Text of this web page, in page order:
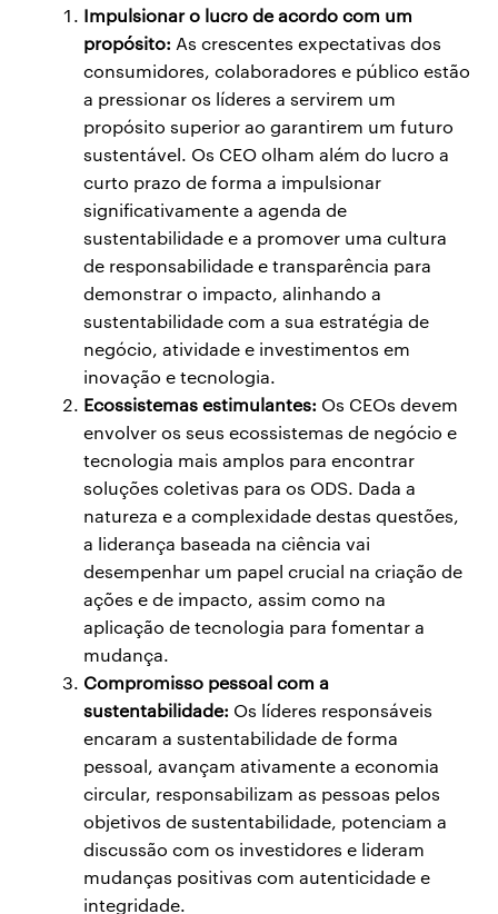
Impulsionar o lucro de acordo com um
propósito: As crescentes expectativas dos
consumidores, colaboradores e público estão
a pressionar os líderes a servirem um
propósito superior ao garantirem um futuro
sustentável. Os CEO olham além do lucro a
curto prazo de forma a impulsionar
significativamente a agenda de
sustentabilidade e a promover uma cultura
de responsabilidade e transparência para
demonstrar o impacto, alinhando a
sustentabilidade com a sua estratégia de
negócio, atividade e investimentos em
inovação e tecnologia.
Ecossistemas estimulantes: Os CEOs devem
envolver os seus ecossistemas de negócio e
tecnologia mais amplos para encontrar
soluções coletivas para os ODS. Dada a
natureza e a complexidade destas questões,
a liderança baseada na ciência vai
desempenhar um papel crucial na criação de
ações e de impacto, assim como na
aplicação de tecnologia para fomentar a
mudança.
Compromisso pessoal com a
sustentabilidade: Os líderes responsáveis
encaram a sustentabilidade de forma
pessoal, avançam ativamente a economia
circular, responsabilizam as pessoas pelos
objetivos de sustentabilidade, potenciam a
discussão com os investidores e lideram
mudanças positivas com autenticidade e
integridade.